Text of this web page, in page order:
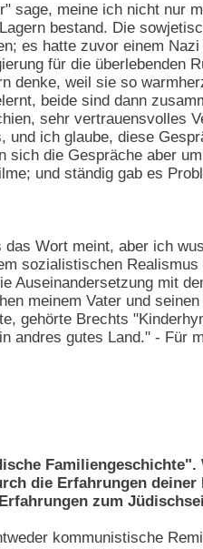
sage, meine ich nicht nur
bestand. Die
es hatte zuvor einem
für die überlebenden
denke, weil sie so
beide sind dann
sehr vertrauensvolles
ich glaube, diese
die Gespräche aber
und ständig gab es
Wort meint, aber ich
sozialistischen
Auseinandersetzung mit
meinem Vater und
gehörte Brechts
andres gutes Land." - Für
Familiengeschichte".
die Erfahrungen
zum
kommunistische